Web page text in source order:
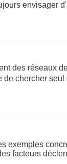
envisager
des réseaux
de chercher
exemples
facteurs